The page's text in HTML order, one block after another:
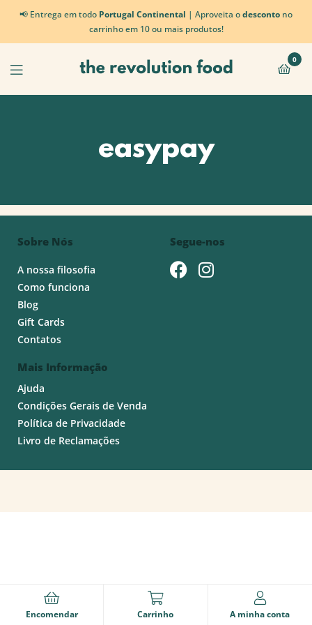
📢 Entrega em todo Portugal Continental | Aproveita odesconto no
carrinho em 10 ou mais produtos!
0
easypay
Sobre Nós
A nossa filosofia
Como funciona
Blog
Gift Cards
Contatos
Mais Informação
Ajuda
Condições Gerais de Venda
Política de Privacidade
Livro de Reclamações
Segue-nos
Encomendar Carrinho A minha conta